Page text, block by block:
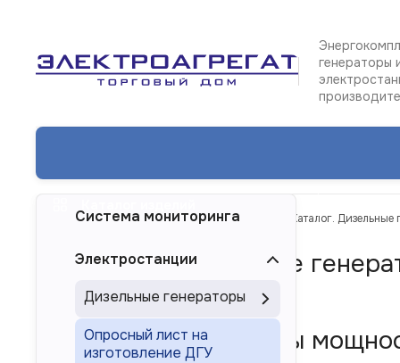
генераторы
ТД Электроагрегат Каталог изделий Каталог.
Каталог. Дизельные
Новосибирске
Дизель-генераторы
Система мониторинга
Электростанции
Дизельные генераторы
Опросный лист на
изготовление ДГУ